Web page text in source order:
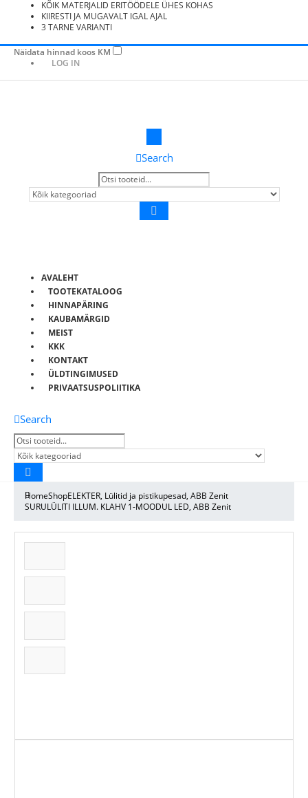
KÕIK MATERJALID ERITÖÖDELE ÜHES KOHAS
KIIRESTI JA MUGAVALT IGAL AJAL
3 TARNE VARIANTI
Näidata hinnad koos KM
LOG IN
Search
AVALEHT
TOOTEKATALOOG
HINNAPÄRING
KAUBAMÄRGID
MEIST
KKK
KONTAKT
ÜLDTINGIMUSED
PRIVAATSUSPOLIITIKA
Search
HomeShopELEKTER, Lülitid ja pistikupesad, ABB Zenit
SURULÜLITI ILLUM. KLAHV 1-MOODUL LED, ABB Zenit